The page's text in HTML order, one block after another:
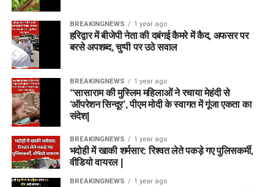
BREAKINGNEWS 1 year ago
हरिद्वार में बीजेपी नेता की दबंगई कैमरे में कैद, अफसर पर
बरसे अपशब्द, चुप्पी पर उठे सवाल
BREAKINGNEWS 1 year ago
“सासाराम की मुस्लिम महिलाओं ने रचाया मेहंदी से
‘ऑपरेशन सिन्दूर’, पीएम मोदी के स्वागत में गूंजा एकता का
संदेश|
BREAKINGNEWS 1 year ago
भदोही में खाकी शर्मसार: रिश्वत लेते पकड़े गए पुलिसकर्मी,
वीडियो वायरल |
BREAKINGNEWS 1 year ago